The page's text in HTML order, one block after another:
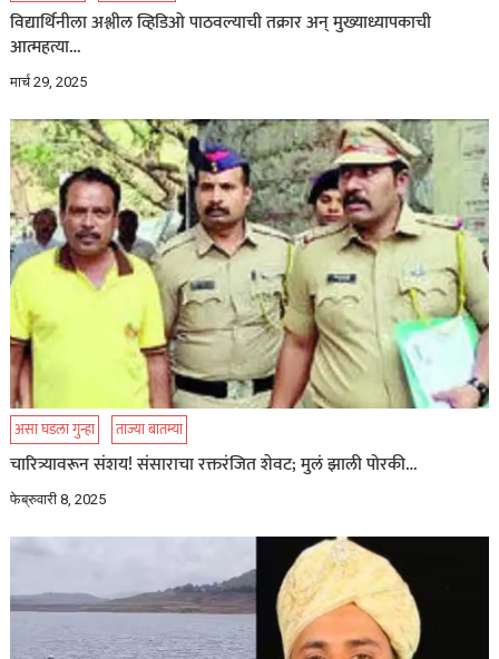
विद्यार्थिनीला अश्लील व्हिडिओ पाठवल्याची तक्रार अन् मुख्याध्यापकाची
आत्महत्या…
मार्च 29, 2025
असा घडला गुन्हा ताज्या बातम्या
चारित्र्यावरून संशय! संसाराचा रक्तरंजित शेवट; मुलं झाली पोरकी…
फेब्रुवारी 8, 2025